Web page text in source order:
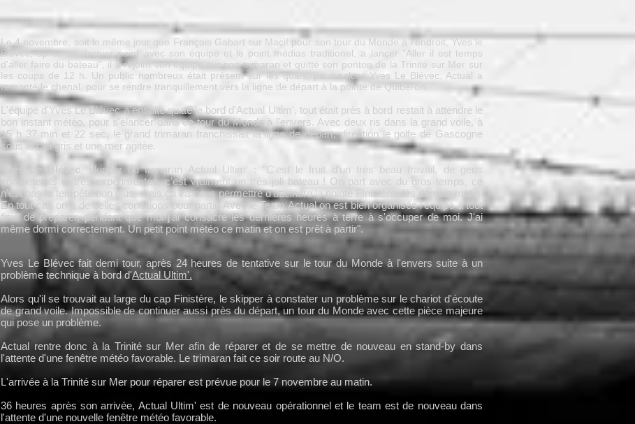
Le 4 novembre, soit le même jour que François Gabart sur Macif pour son tour du Monde à l'endroit, Yves le
Blévec, après un dernier point avec son équipe et le point médias traditionel, a lancer "Aller il est temps
d'aller faire du bateau", il a rejoint son équipe sur son trimaran et quitté son ponton de la Trinité sur Mer sur
les coups de 12 h. Un public nombreux était présent sur les quais, pour saluer Yves Le Blévec. Actual a
remonté le chenal, pour se rendre tranquillement vers la ligne de départ à la pointe de Quiberon.
L'équipe d'Yves Le Blévec à ensuite quitté le bord d'Actual Ultim', tout était près à bord restait à attendre le
bon instant météo, pour s'élancer dans ce tour du Monde à l'envers. Avec deux ris dans la grand voile, à
15 h 37 min et 22 sec, le grand trimaran franchissait la ligne de départ, direction le golfe de Gascogne
sous le ciel gris et une mer agitée.
Yves Le Blévec , skipper du trimaran Actual Ultim' : "C'est le fruit d'un très beau travail, de gens
compétetnts et très expérimentés, c'est vraiment un très joli bateau ! On part avec du gros temps, ce
n'est pas la tempête non plus, mais ça va nous permettre d'atteindre la pointe FInistère dès demain matin.
En tout cas on a de belles conditions pour partir. Avec le Team Actual on est bien organisés l'équipe à tout
finie de préparer, pendant que moi j'ai consacré les dernières heures à terre à s'occuper de moi. J'ai
même dormi correctement. Un petit point météo ce matin et on est prêt à partir".
Yves Le Blévec fait demi tour, après 24 heures de tentative sur le tour du Monde à l'envers suite à un
problème technique à bord d'Actual Ultim'.
Alors qu'il se trouvait au large du cap Finistère, le skipper à constater un problème sur le chariot d'écoute
de grand voile. Impossible de continuer aussi près du départ, un tour du Monde avec cette pièce majeure
qui pose un problème.
Actual rentre donc à la Trinité sur Mer afin de réparer et de se mettre de nouveau en stand-by dans
l'attente d'une fenêtre météo favorable. Le trimaran fait ce soir route au N/O.
L'arrivée à la Trinité sur Mer pour réparer est prévue pour le 7 novembre au matin.
36 heures après son arrivée, Actual Ultim' est de nouveau opérationnel et le team est de nouveau dans
l'attente d'une nouvelle fenêtre météo favorable.